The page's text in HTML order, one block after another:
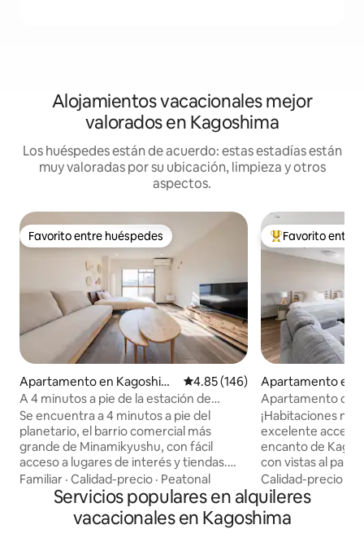
Alojamientos vacacionales mejor
valorados en Kagoshima
Los huéspedes están de acuerdo: estas estadías están
muy valoradas por su ubicación, limpieza y otros
aspectos.
Favorito entre huéspedes
Favorito entre huéspedes
Apartamento en Kagoshim
a
Calificación promedio: 4.85 de
4.85 (146)
A 4 minutos a pie de la estación de
Tenmunkan, 1 habitación de 30 m²
reformada, hasta 3 camas y capacidad
para 4 personas
Se encuentra a 4 minutos a pie del
planetario, el barrio comercial más
grande de Minamikyushu, con fácil
acceso a lugares de interés y tiendas.
Tiene un fácil acceso al embarcadero del
ferry a las islas Yakushima y Kagoshima, y
también está cerca de la estación
central de Kagoshima. Hay una
Familiar · Calidad-precio · Peatonal
Favorito entre
Favorito entre
Apartamento en
Apartamento con
de Tenmonkan|
¡Habitaciones
excelente
encanto de
con vistas al
centro de
para hacer
una ubicación
animada
Calidad-precio
Servicios populares en alquileres
vacacionales en Kagoshima